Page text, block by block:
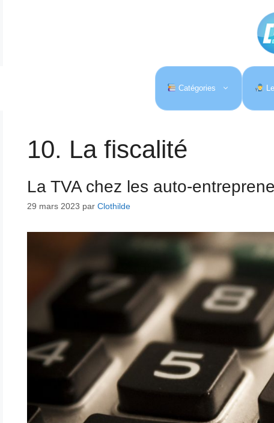
Catégories
10. La fiscalité
La TVA chez les auto-
29 mars 2023 par Clothilde